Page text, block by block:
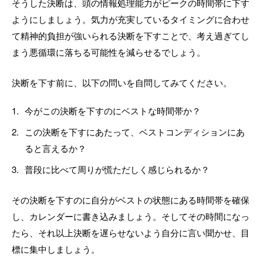
そうした決断は、頭の情報処理能力がピークの時間帯に下す
ようにしましょう。気力が充実しているタイミングに合わせ
て精神的負担が強いられる決断を下すことで、考え過ぎてし
まう悪循環に落ちる可能性を減らせるでしょう。
決断を下す前に、以下の問いを自問してみてください。
今がこの決断を下すのにベストな時間帯か？
この決断を下すにあたって、ベストコンディションにあ
ると言えるか？
普段に比べて周りが慌ただしく感じられるか？
その決断を下すのに自分がベストの状態にある時間帯を確保
し、カレンダーに書き込みましょう。そしてその時間になっ
たら、それ以上決断を遅らせないよう自分に言い聞かせ、目
標に集中しましょう。